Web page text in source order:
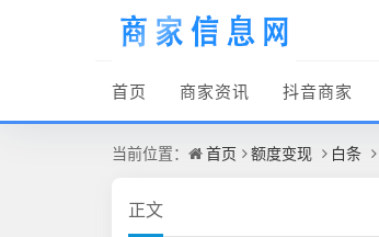
首页 商家资讯 抖音商家
当前位置： 首页 额度变现 白条
正文